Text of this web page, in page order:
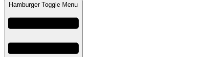
Hamburger Toggle Menu